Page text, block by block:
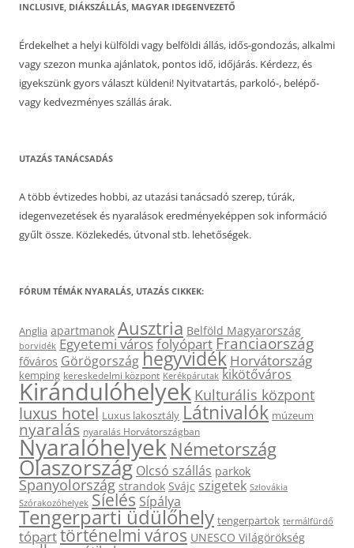
INCLUSIVE, DIÁKSZÁLLÁS, MAGYAR IDEGENVEZETŐ
Érdekelhet a helyi külföldi vagy belföldi állás, idős-gondozás, alkalmi
vagy szezon munka ajánlatok, pontos idő, időjárás. Kérdezz, és
igyekszünk gyors választ küldeni! Nyitvatartás, parkoló-, belépő-
vagy kedvezményes szállás árak.
UTAZÁS TANÁCSADÁS
A több évtizedes hobbi, az utazási tanácsadó szerep, túrák,
idegenvezetések és nyaralások eredményeképpen sok információ
gyűlt össze. Közlekedés, útvonal stb. lehetőségek.
FÓRUM TÉMÁK NYARALÁS, UTAZÁS CIKKEK:
Anglia apartmanok Ausztria Belföld Magyarország
borvidék Egyetemi városfolyópartFranciaország
főváros Görögországhegyvidék Horvátország
kemping kereskedelmi központ Kerékpárutak kikötőváros
Kirándulóhelyek Kulturális központ
luxus hotel Luxus lakosztály Látnivalók múzeum
nyaralás nyaralás Horvátországban
Nyaralóhelyek Németország
Olaszország Olcsó szállás parkok
Spanyolország strandok Svájc szigetek Szlovákia
Szórakozóhelyek Síelés Sípálya
Tengerparti üdülőhely tengerpartok termálfürdő
tóparttörténelmi város UNESCO Világörökség